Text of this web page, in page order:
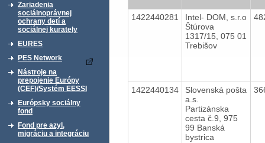
Zariadenia
sociálnoprávnej
ochrany detí a
sociálnej kurately
EURES
PES Network
Nástroje na
prepojenie Európy
(CEF)/Systém EESSI
Európsky sociálny
fond
Fond pre azyl,
migráciu a integráciu
1422440281
Intel- DOM, s.r.o
Štúrova
1317/15, 075 01
Trebišov
1422440134
Slovenská pošta
a.s.
Partizánska
cesta č.9, 975
99 Banská
bystrica